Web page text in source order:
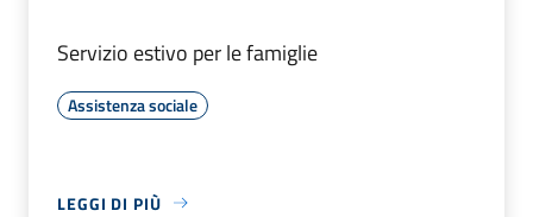
Servizio estivo per le famiglie
Assistenza sociale
LEGGI DI PIÙ